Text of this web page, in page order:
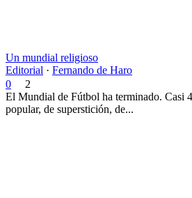
Un mundial religioso
Editorial · Fernando de Haro
0
2
El Mundial de Fútbol ha terminado. Casi
popular, de superstición, de...